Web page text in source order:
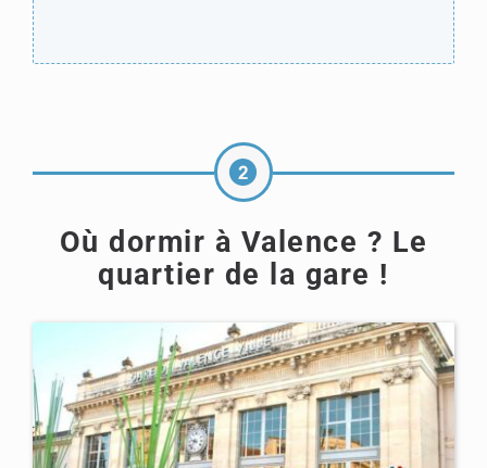
Où dormir à Valence ? Le
quartier de la gare !